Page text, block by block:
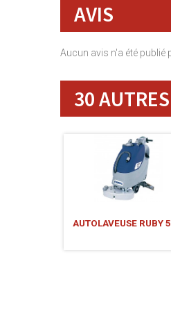
AVIS
Aucun avis n'a été publié
30
AUTOLAVEUSE RUBY